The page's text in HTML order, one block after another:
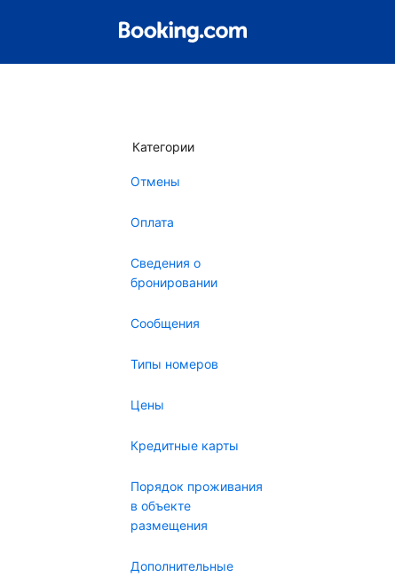
Категории
Отмены
Оплата
Сведения о
бронировании
Сообщения
Типы номеров
Цены
Кредитные карты
Порядок проживания
в объекте
размещения
Дополнительные